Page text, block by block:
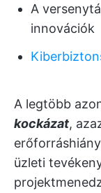
A
innovációk
A legtöbb
kockázat,
üzleti